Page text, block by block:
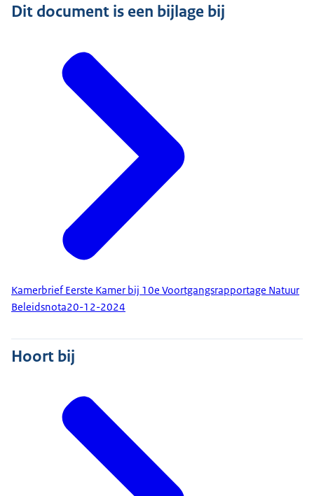
Dit document is een bijlage bij
Kamerbrief Eerste Kamer bij 10e Voortgangsrapportage Natuur
Beleidsnota20-12-2024
Hoort bij